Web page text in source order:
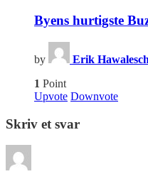
Byens hurtigste
by Erik
1 Point
Upvote Downvote
Skriv et svar